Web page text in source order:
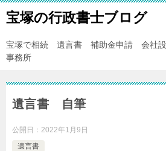
宝塚の行政書士ブログ
宝塚で相続 遺言書 補助金申請 会社設
事務所
遺言書 自筆
公開日： 2022年1月9日
遺言書